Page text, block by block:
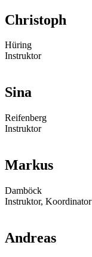
Christoph
Hüring
Instruktor
Sina
Reifenberg
Instruktor
Markus
Damböck
Instruktor, Koordinator
Andreas